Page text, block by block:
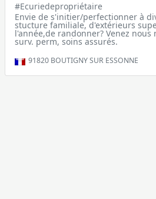
#Ecuriedepropriétaire
Envie de s'initier/perfectionner à
stucture familiale, d'extérieurs
l'année,de randonner? Venez
surv. perm, soins assurés.
91820 BOUTIGNY SUR ESSONNE